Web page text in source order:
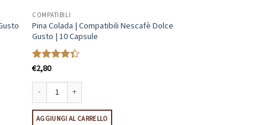
| 10 Capsule quantità
COMPATIBILI
Pina Colada | Compatibili Nescafè Dolce
Gusto | 10 Capsule
Valutato
€2,80
Pina Colada | Compatibili Nescafè Dolce Gusto | 10 Capsule quantità
AGGIUNGI AL CARRELLO